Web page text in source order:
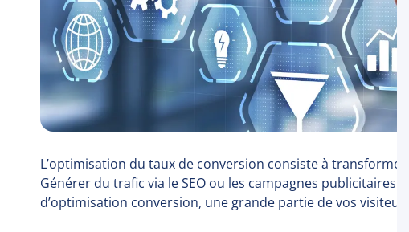
L’optimisation du taux de conversion consiste à transformer
Générer du trafic via le SEO ou les campagnes publicitaires
d’optimisation conversion, une grande partie de vos